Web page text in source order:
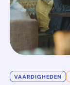
VAARDIGHEDEN